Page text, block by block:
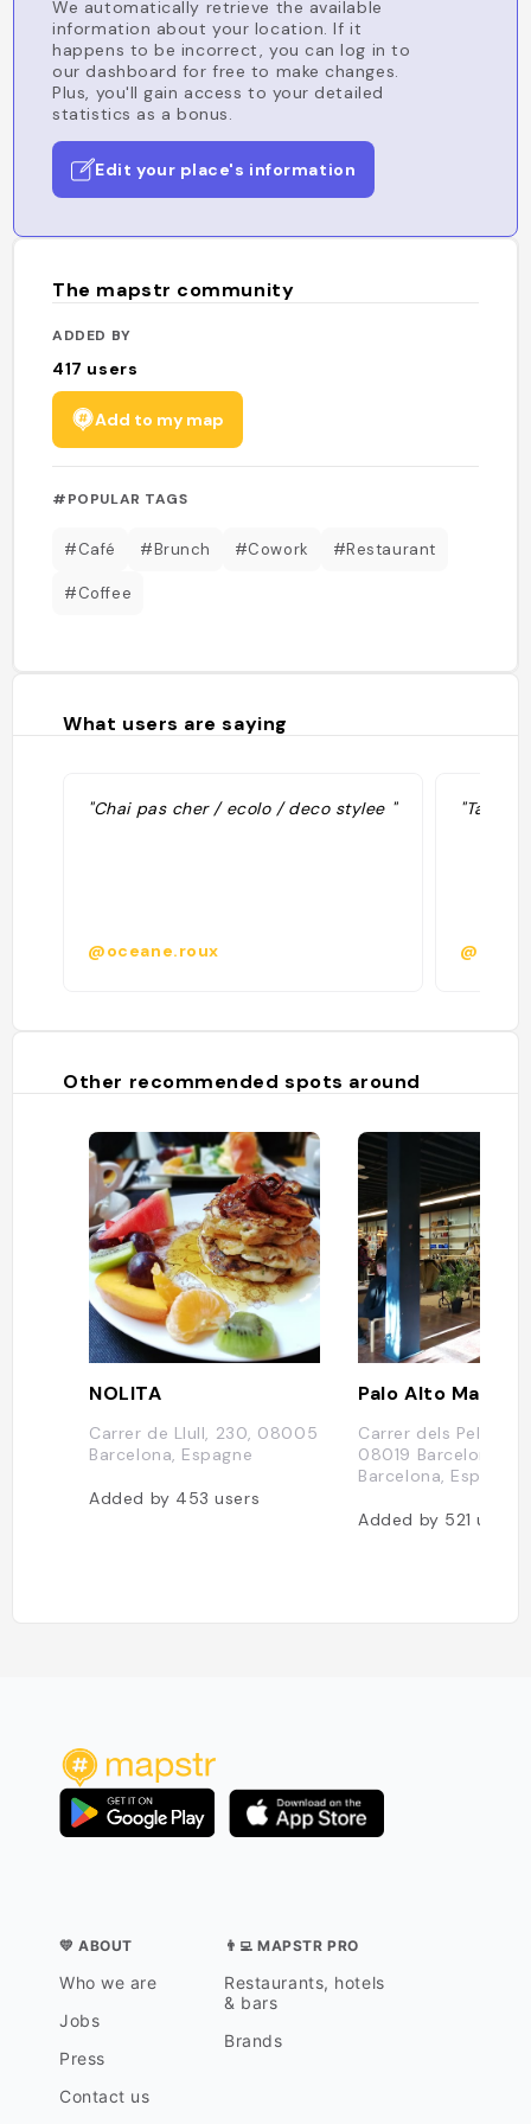
We automatically retrieve the available
information about your location. If it
happens to be incorrect, you can log in to
our dashboard for free to make changes.
Plus, you'll gain access to your detailed
statistics as a bonus.
Edit your place's information
The mapstr community
ADDED BY
417 users
Add to my map
#POPULAR TAGS
#Café #Brunch #Cowork #Restaurant
#Coffee
What users are saying
"Chai pas cher / ecolo / deco stylee "
@oceane.roux
"Tarta
@
Other recommended spots around
NOLITA
Carrer de Llull, 230, 08005
Barcelona, Espagne
Added by 453users
Palo Alto Market
Carrer dels
08019 Barcelona,
Barcelona, Espagne
Added by 521users
💛 ABOUT
Who we are
Jobs
Press
Contact us
👨‍💻 MAPSTR PRO
Restaurants, hotels
& bars
Brands